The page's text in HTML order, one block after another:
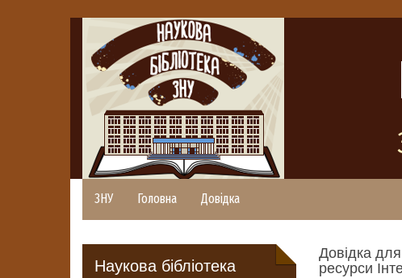
ЗНУ Головна Довідка
Наукова бібліотека
Довідка
ресурси